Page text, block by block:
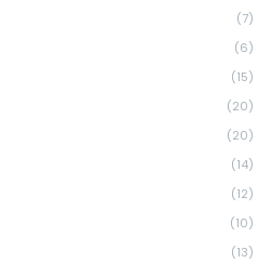
(7)
(6)
(15)
(20)
(20)
(14)
(12)
(10)
(13)